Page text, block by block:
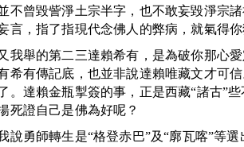
不曾毀訾淨土宗半字，也不敢妄毀淨宗
言，指了指現代念佛人的弊病，就氣得你
舉的第二三達賴希有，是為破你那心愛
希有傳記底，也並非說達賴唯藏文才可
。達賴金瓶掣簽的事，正是西藏“諸古”
死證自己是佛為好呢？
勇師轉生是“格登赤巴”及“廓瓦喀”等選